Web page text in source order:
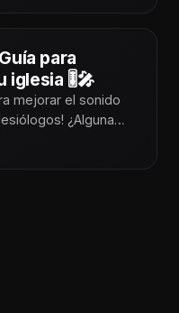
para
iglesia 🎚️🎤
mejorar el sonido